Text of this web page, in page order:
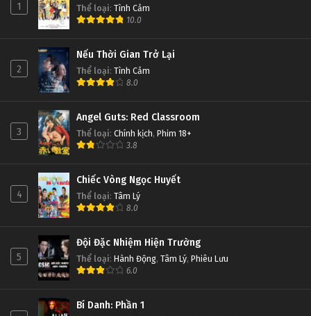
1 Thể loại: Tình Cảm
10.0
2
Nếu Thời Gian Trở Lại
Thể loại: Tình Cảm
8.0
3
Angel Guts: Red Classroom
Thể loại: Chính kịch, Phim 18+
3.8
4
Chiếc Vòng Ngọc Huyết
Thể loại: Tâm Lý
8.0
5
Đội Đặc Nhiệm Hiện Trường
Thể loại: Hành Động, Tâm Lý, Phiêu Lưu
6.0
Bí Danh: Phần 1